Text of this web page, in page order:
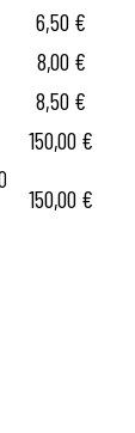
6,50 €
8,00 €
8,50 €
150,00 €
150,00 €